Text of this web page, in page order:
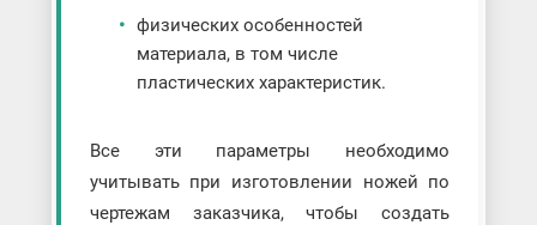
физических особенностей
материала, в том числе
пластических характеристик.
Все эти параметры необходимо
учитывать при изготовлении ножей по
чертежам заказчика, чтобы создать